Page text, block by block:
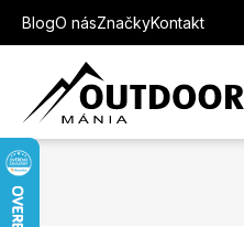
BlogO násZnačkyKontakt